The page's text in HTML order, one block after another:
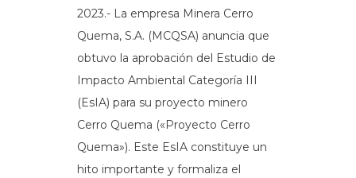
2023.- La empresa Minera Cerro
Quema, S.A. (MCQSA) anuncia que
obtuvo la aprobación del Estudio de
Impacto Ambiental Categoría III
(EsIA) para su proyecto minero
Cerro Quema («Proyecto Cerro
Quema»). Este EsIA constituye un
hito importante y formaliza el